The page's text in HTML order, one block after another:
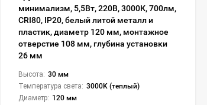
минимализм, 5,5Вт, 220В, 3000К, 700лм,
CRI80, IP20, белый литой металл и
пластик, диаметр 120 мм, монтажное
отверстие 108 мм, глубина установки
26 мм
Высота: 30 мм
Температура света: 3000K (теплый)
Диаметр: 120 мм